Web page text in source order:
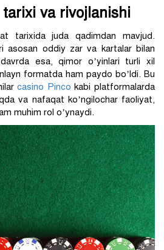
tarixi va rivojlanishi
tarixida juda qadimdan mavjud.
asosan oddiy zar va kartalar bilan
esa, qimor o’yinlari turli xil
formatda ham paydo bo’ldi. Bu
casino Pinco kabi platformalarda
va nafaqat ko’ngilochar faoliyat,
muhim rol o’ynaydi.